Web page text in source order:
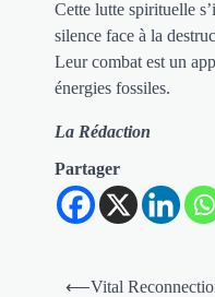
Cette lutte spirituelle
silence face à la
Leur combat est un
énergies fossiles.
La Rédaction
Partager
Navigation
⟵Vital